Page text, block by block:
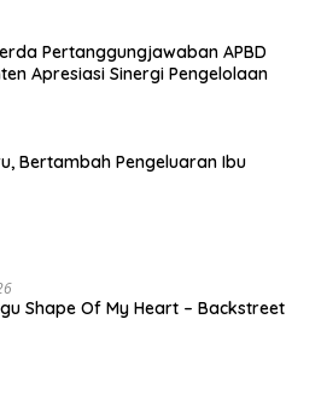
Pertanggungjawaban APBD
Apresiasi Sinergi Pengelolaan
Bertambah Pengeluaran Ibu
Shape Of My Heart – Backstreet